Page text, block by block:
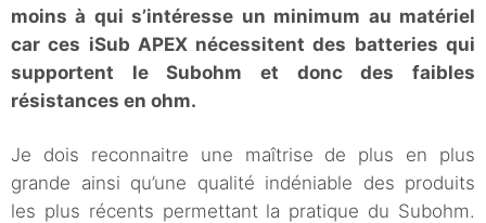
moins à qui s’intéresse un minimum au matériel
car ces iSub APEX nécessitent des batteries qui
supportent le Subohm et donc des faibles
résistances en ohm.
Je dois reconnaitre une maîtrise de plus en plus
grande ainsi qu’une qualité indéniable des produits
les plus récents permettant la pratique du Subohm.